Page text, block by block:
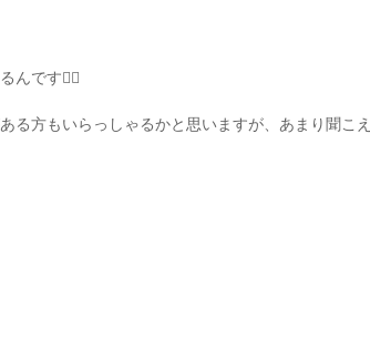
んです😵‍💫
る方もいらっしゃるかと思いますが、あまり聞こ